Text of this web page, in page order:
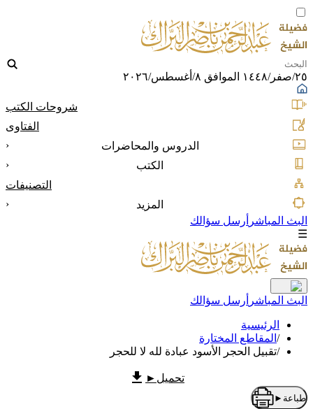
٢٥/صفر/١٤٤٨ الموافق ٨/أغسطس/٢٠٢٦
شروحات الكتب
الفتاوى
الدروس والمحاضرات
‹
الكتب
‹
التصنيفات
المزيد
‹
البث المباشر أرسل سؤالك
☰
البث المباشر أرسل سؤالك
الرئيسية
/ المقاطع المختارة
/تقبيل الحجر الأسود عبادة لله لا للحجر
تحميل ►
طباعة ►